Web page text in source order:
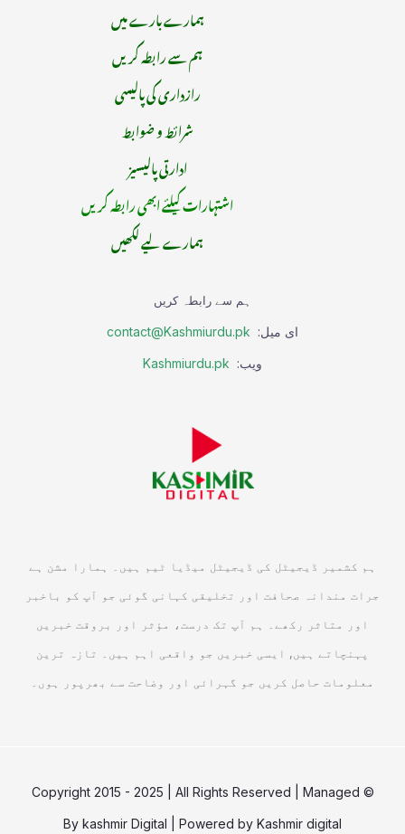
ہمارے بارے میں
ہم سے رابطہ کریں
رازداری کی پالیسی
شرائط و ضوابط
ادارتی پالیسیز
اشتہارات کیلئے ابھی رابطہ کریں
ہمارے لیے لکھیں
ہم سے رابطہ کریں
ای میل: contact@Kashmiurdu.pk
ویب: Kashmiurdu.pk
ہم کشمیر ڈیجیٹل کی ڈیجیٹل میڈیا ٹیم ہیں۔ ہمارا مشن ہے
جرات مندانہ صحافت اور تخلیقی کہانی گوئی جو آپ کو باخبر
اور متاثر رکھے۔ ہم آپ تک درست، مؤثر اور بروقت خبریں
پہنچاتے ہیں, ایسی خبریں جو واقعی اہم ہیں۔ تازہ ترین
معلومات حاصل کریں جو گہرائی اور وضاحت سے بھرپور ہوں۔
© Copyright 2015 - 2025 | All Rights Reserved | Managed
By kashmir Digital | Powered by Kashmir digital